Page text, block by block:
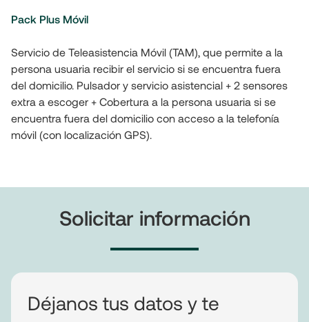
Pack Plus Móvil
Servicio de Teleasistencia Móvil (TAM), que permite a la
persona usuaria recibir el servicio si se encuentra fuera
del domicilio. Pulsador y servicio asistencial + 2 sensores
extra a escoger + Cobertura a la persona usuaria si se
encuentra fuera del domicilio con acceso a la telefonía
móvil (con localización GPS).
Solicitar información
Déjanos tus datos y te